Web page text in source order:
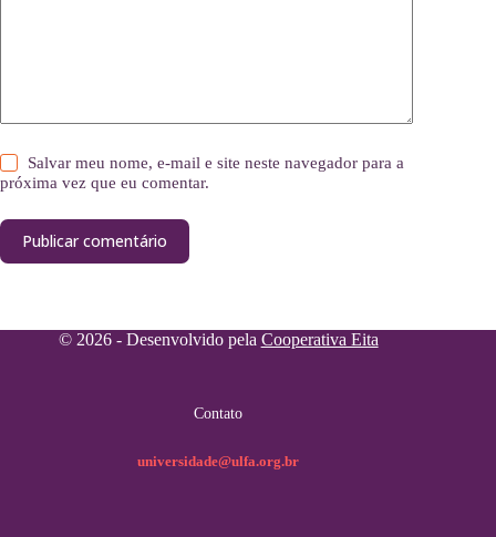
Salvar meu nome, e-mail e site neste navegador para a
próxima vez que eu comentar.
Publicar comentário
© 2026 - Desenvolvido pela Cooperativa Eita
Contato
universidade@ulfa.org.br